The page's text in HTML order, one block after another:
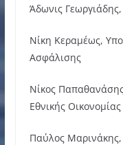
Άδωνις
Νίκη Κεραμέως,
Ασφάλισης
Νίκος
Εθνικής
Παύλος